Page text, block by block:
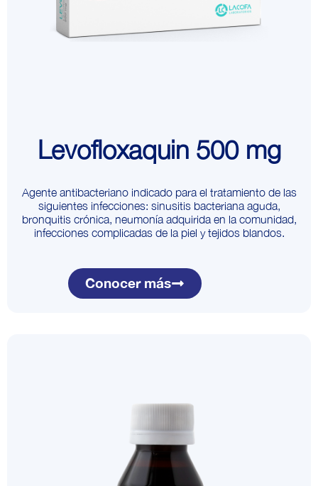
Levofloxaquin 500 mg
Agente antibacteriano indicado para el tratamiento de las
siguientes infecciones: sinusitis bacteriana aguda,
bronquitis crónica, neumonía adquirida en la comunidad,
infecciones complicadas de la piel y tejidos blandos.
Conocer más